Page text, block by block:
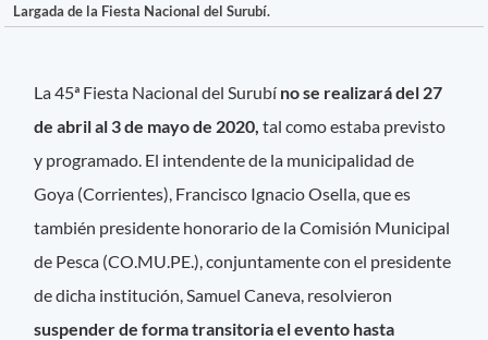
Largada de la Fiesta Nacional del Surubí.
La 45ª Fiesta Nacional del Surubí no se realizará del 27
de abril al 3 de mayo de 2020, tal como estaba previsto
y programado. El intendente de la municipalidad de
Goya (Corrientes), Francisco Ignacio Osella, que es
también presidente honorario de la Comisión Municipal
de Pesca (CO.MU.PE.), conjuntamente con el presidente
de dicha institución, Samuel Caneva, resolvieron
suspender de forma transitoria el evento hasta